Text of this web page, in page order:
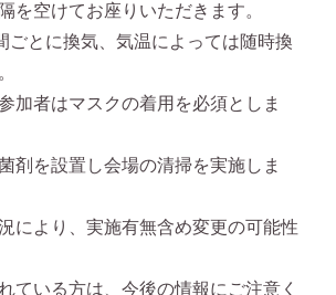
を空けてお座りいただきます。
ごとに換気、気温によっては随時換
加者はマスクの着用を必須としま
剤を設置し会場の清掃を実施しま
により、実施有無含め変更の可能性
ている方は、今後の情報にご注意く